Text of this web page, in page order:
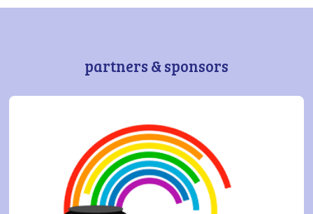
partners & sponsors